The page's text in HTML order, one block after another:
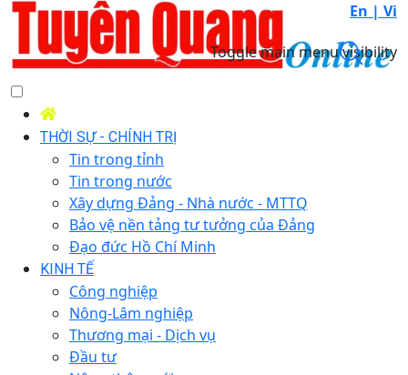
En | Vi
Toggle main menu visibility
THỜI SỰ - CHÍNH TRỊ
Tin trong tỉnh
Tin trong nước
Xây dựng Đảng - Nhà nước - MTTQ
Bảo vệ nền tảng tư tưởng của Đảng
Đạo đức Hồ Chí Minh
KINH TẾ
Công nghiệp
Nông-Lâm nghiệp
Thương mại - Dịch vụ
Đầu tư